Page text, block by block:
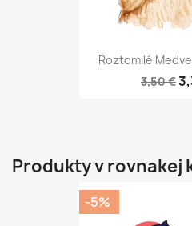
Roztomilé
3,50 €
Produkty v rovnakej
-5%